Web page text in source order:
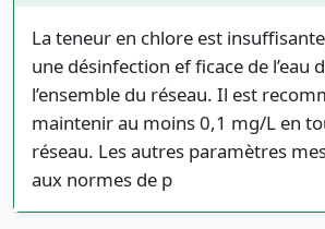
La teneur en chlore est
une désinfection ef ficace de l’eau
l’ensemble du réseau. Il est
maintenir au moins 0,1 mg/L en
réseau. Les autres paramètres
aux normes de p